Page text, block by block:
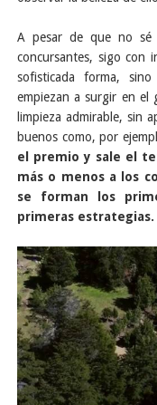
A pesar de que no sé
concursantes, sigo con
sofisticada forma,
empiezan a surgir en el
limpieza admirable, sin
buenos como, por
el premio y sale el
más o menos a los
se forman los
primeras estrategias.